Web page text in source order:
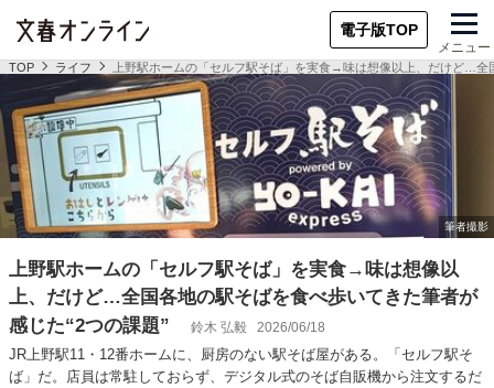
電子版TOP
メニュー
TOP ライフ 上野駅ホームの「セルフ駅そば」を実食→味は想像以上、だけど…全
上野駅ホームの「セルフ駅そば」を実食→味は想像以
上、だけど…全国各地の駅そばを食べ歩いてきた筆者が
感じた“2つの課題”
鈴木 弘毅 2026/06/18
JR上野駅11・12番ホームに、厨房のない駅そば屋がある。「セルフ駅そ
ば」だ。店員は常駐しておらず、デジタル式のそば自販機から注文するだ